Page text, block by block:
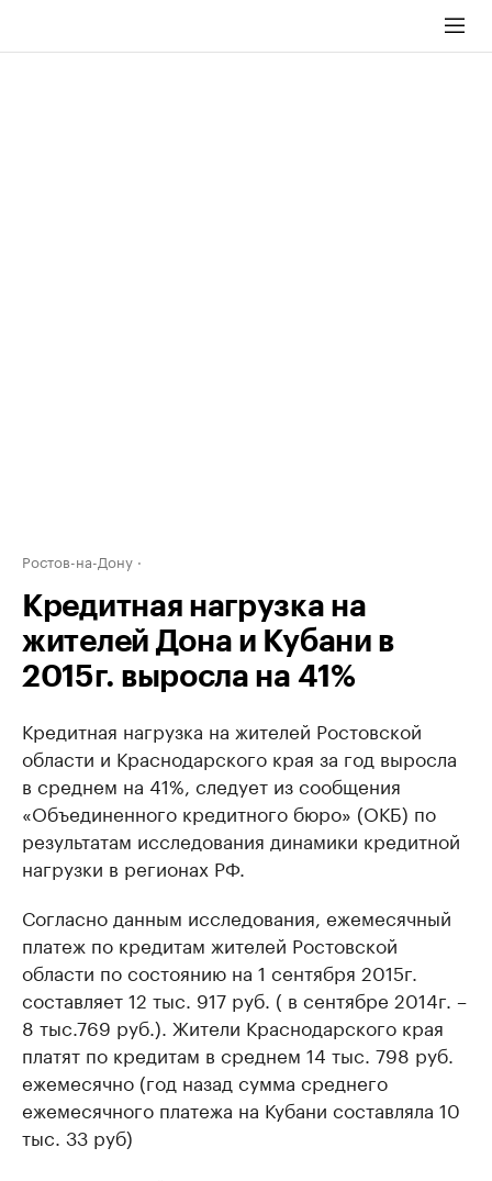
Ростов-на-Дону
Кредитная нагрузка на
жителей Дона и Кубани в
2015г. выросла на 41%
Кредитная нагрузка на жителей Ростовской
области и Краснодарского края за год выросла
в среднем на 41%, следует из сообщения
«Объединенного кредитного бюро» (ОКБ) по
результатам исследования динамики кредитной
нагрузки в регионах РФ.
Согласно данным исследования, ежемесячный
платеж по кредитам жителей Ростовской
области по состоянию на 1 сентября 2015г.
составляет 12 тыс. 917 руб. ( в сентябре 2014г. –
8 тыс.769 руб.). Жители Краснодарского края
платят по кредитам в среднем 14 тыс. 798 руб.
ежемесячно (год назад сумма среднего
ежемесячного платежа на Кубани составляла 10
тыс. 33 руб)